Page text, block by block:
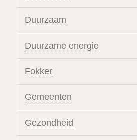
Duurzaam
Duurzame energie
Fokker
Gemeenten
Gezondheid